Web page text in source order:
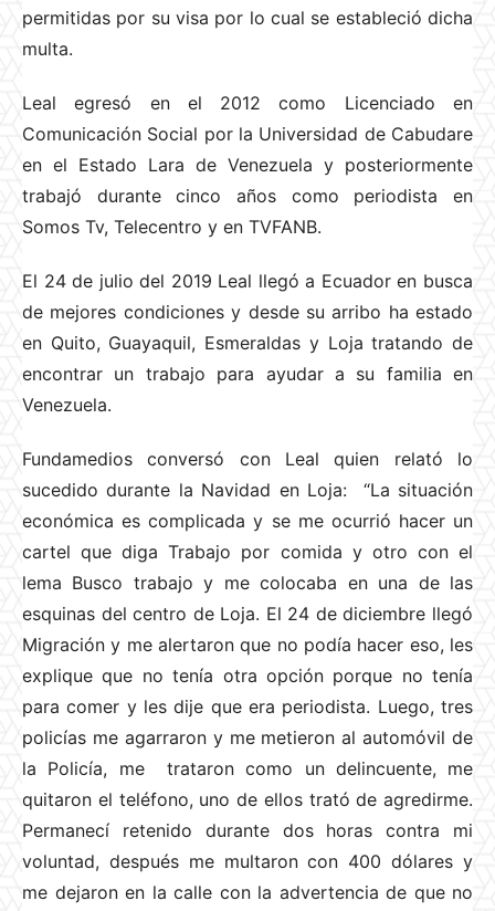
permitidas por su visa por lo cual se estableció dicha
multa.
Leal egresó en el 2012 como Licenciado en
Comunicación Social por la Universidad de Cabudare
en el Estado Lara de Venezuela y posteriormente
trabajó durante cinco años como periodista en
Somos Tv, Telecentro y en TVFANB.
El 24 de julio del 2019 Leal llegó a Ecuador en busca
de mejores condiciones y desde su arribo ha estado
en Quito, Guayaquil, Esmeraldas y Loja tratando de
encontrar un trabajo para ayudar a su familia en
Venezuela.
Fundamedios conversó con Leal quien relató lo
sucedido durante la Navidad en Loja: “La situación
económica es complicada y se me ocurrió hacer un
cartel que diga Trabajo por comida y otro con el
lema Busco trabajo y me colocaba en una de las
esquinas del centro de Loja. El 24 de diciembre llegó
Migración y me alertaron que no podía hacer eso, les
explique que no tenía otra opción porque no tenía
para comer y les dije que era periodista. Luego, tres
policías me agarraron y me metieron al automóvil de
la Policía, me trataron como un delincuente, me
quitaron el teléfono, uno de ellos trató de agredirme.
Permanecí retenido durante dos horas contra mi
voluntad, después me multaron con 400 dólares y
me dejaron en la calle con la advertencia de que no